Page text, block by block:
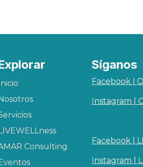
Consulting
Síganos
Facebook |
Instagram |
Facebook |
Instagram |